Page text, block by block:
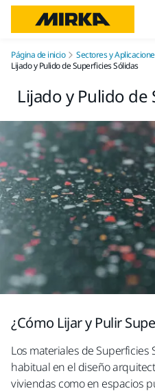
Página de inicio Sectores y
Lijado y Pulido de Superficies Sólidas
Lijado y Pulido de
¿Cómo Lijar y Pulir
Los materiales de Superficies
habitual en el diseño
viviendas como en espacios